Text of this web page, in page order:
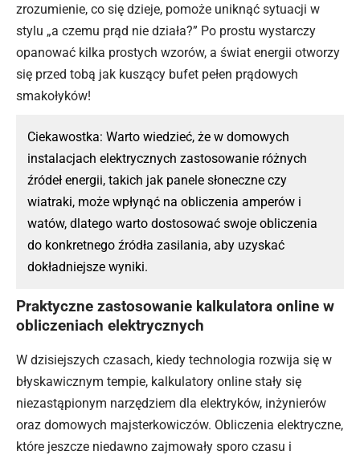
zrozumienie, co się dzieje, pomoże uniknąć sytuacji w
stylu „a czemu prąd nie działa?” Po prostu wystarczy
opanować kilka prostych wzorów, a świat energii otworzy
się przed tobą jak kuszący bufet pełen prądowych
smakołyków!
Ciekawostka: Warto wiedzieć, że w domowych
instalacjach elektrycznych zastosowanie różnych
źródeł energii, takich jak panele słoneczne czy
wiatraki, może wpłynąć na obliczenia amperów i
watów, dlatego warto dostosować swoje obliczenia
do konkretnego źródła zasilania, aby uzyskać
dokładniejsze wyniki.
Praktyczne zastosowanie kalkulatora online w
obliczeniach elektrycznych
W dzisiejszych czasach, kiedy technologia rozwija się w
błyskawicznym tempie, kalkulatory online stały się
niezastąpionym narzędziem dla elektryków, inżynierów
oraz domowych majsterkowiczów. Obliczenia elektryczne,
które jeszcze niedawno zajmowały sporo czasu i